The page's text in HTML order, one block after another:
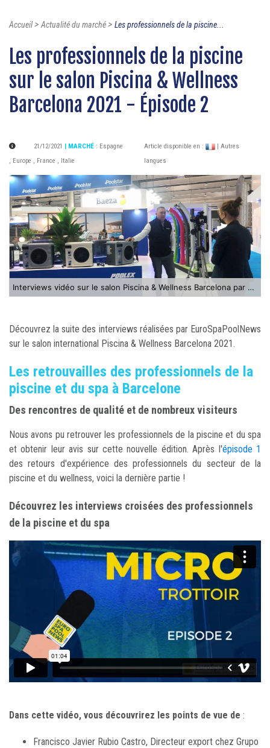
Accueil>Actualité du marché> Les professionnels de la piscine...
Les professionnels de la piscine
sur le salon Piscina & Wellness
Barcelona 2021 - Épisode 2
21/12/2021 | MARCHÉ : Espagne
, Europe , France , Italie
Article disponible en :
| Autres
langues
Interviews vidéo sur le salon Piscina & Wellness Barcelona par EuroSpaPoolNews
Découvrez la suite des interviews réalisées par EuroSpaPoolNews
sur le salon international Piscina & Wellness Barcelona 2021.
Les retrouvailles des professionnels de la
piscine et du spa à Barcelone
Des rencontres de qualité et de nombreux visiteurs
Nous avons pu retrouver les professionnels de la piscine et du spa
et obtenir leur avis sur cette nouvelle édition. Après l'épisode 1
des retours d'expérience des professionnels du secteur de la
piscine et du wellness, voici la dernière partie !
Découvrez les interviews croisées des professionnels
de la piscine et du spa
Dans cette vidéo, vous découvrirez les points de vue de :
Francisco Javier Rubio Castro, Directeur export chez Grupo